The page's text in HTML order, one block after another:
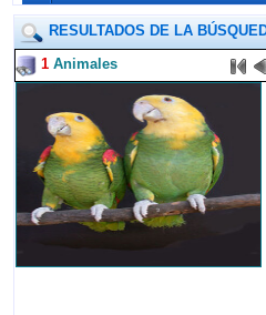
RESULTADOS DE LA
1 Animales